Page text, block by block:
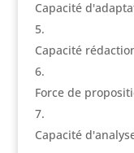
Capacité
Capacité
Force de
Capacité